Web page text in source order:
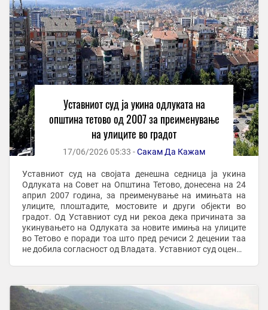
Уставниот суд ја укина одлуката на
општина тетово од 2007 за преименување
на улиците во градот
17/06/2026 05:33 -Сакам Да Кажам
Уставниот суд на својата денешна седница ја укина
Одлуката на Совет на Општина Тетово, донесена на 24
април 2007 година, за преименување на имињата на
улиците, плоштадите, мостовите и други објекти во
градот. Од Уставниот суд ни рекоа дека причината за
укинувањето на Одлуката за новите имиња на улиците
во Тетово е поради тоа што пред речиси 2 децении таа
не добила согласност од Владата. Уставниот суд оценил